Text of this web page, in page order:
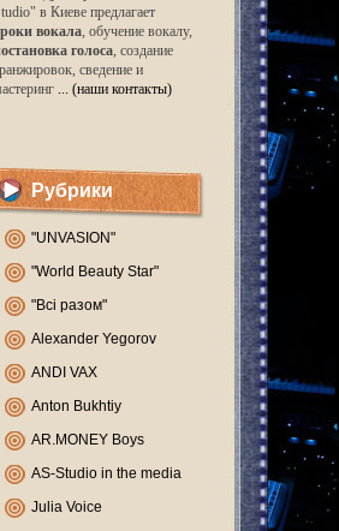
в Киеве предлагает
вокала, обучение вокалу,
голоса, создание
сведение и
... (наши контакты)
Рубрики
"UNVASION"
"World Beauty Star"
"Всі разом"
Alexander Yegorov
ANDI VAX
Anton Bukhtiy
AR.MONEY Boys
AS-Studio in the media
Julia Voice